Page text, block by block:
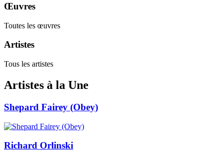
Œuvres
Toutes les œuvres
Artistes
Tous les artistes
Artistes à la Une
Shepard Fairey (Obey)
Richard Orlinski